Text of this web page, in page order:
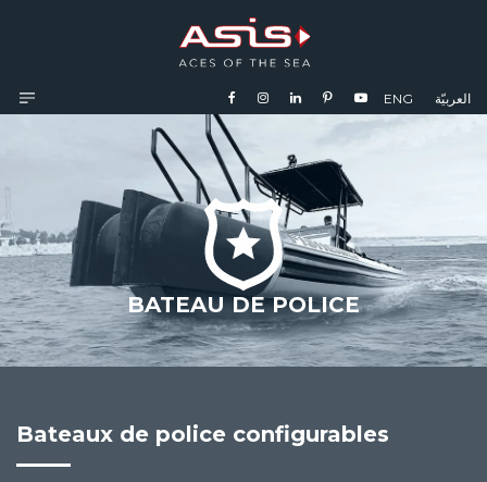
العربيّة ENG
BATEAU DE POLICE
Bateaux de police configurables